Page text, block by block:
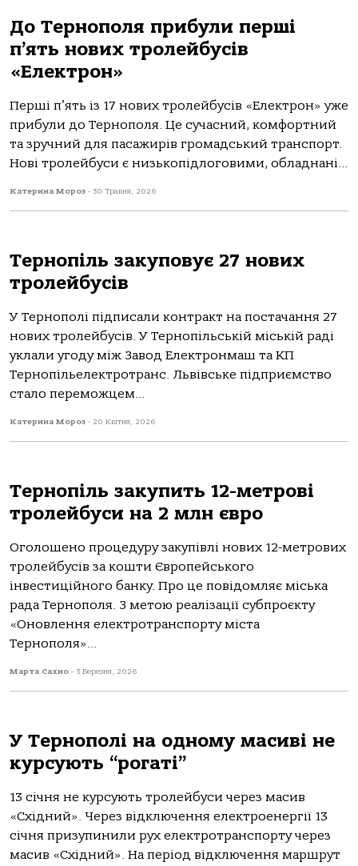
До Тернополя прибули перші
п’ять нових тролейбусів
«Електрон»
Перші п’ять із 17 нових тролейбусів «Електрон» уже
прибули до Тернополя. Це сучасний, комфортний
та зручний для пасажирів громадський транспорт.
Нові тролейбуси є низькопідлоговими, обладнані...
Катерина Мороз - 30 Травня, 2026
Тернопіль закуповує 27 нових
тролейбусів
У Тернополі підписали контракт на постачання 27
нових тролейбусів. У Тернопільській міській раді
уклали угоду між Завод Електронмаш та КП
Тернопільелектротранс. Львівське підприємство
стало переможцем...
Катерина Мороз - 20 Квітня, 2026
Тернопіль закупить 12-метрові
тролейбуси на 2 млн євро
Оголошено процедуру закупівлі нових 12-метрових
тролейбусів за кошти Європейського
інвестиційного банку. Про це повідомляє міська
рада Тернополя. З метою реалізації субпроєкту
«Оновлення електротранспорту міста
Тернополя»...
Марта Сахно - 3 Березня, 2026
У Тернополі на одному масиві не
курсують “рогаті”
13 січня не курсують тролейбуси через масив
«Східний». Через відключення електроенергії 13
січня призупинили рух електротранспорту через
масив «Східний». На період відключення маршрут